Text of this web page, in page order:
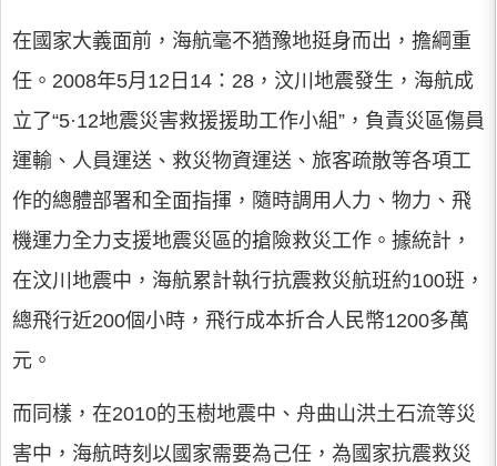
在國家大義面前，海航毫不猶豫地挺身而出，擔綱重
任。2008年5月12日14：28，汶川地震發生，海航成
立了“5·12地震災害救援援助工作小組”，負責災區傷員
運輸、人員運送、救災物資運送、旅客疏散等各項工
作的總體部署和全面指揮，隨時調用人力、物力、飛
機運力全力支援地震災區的搶險救災工作。據統計，
在汶川地震中，海航累計執行抗震救災航班約100班，
總飛行近200個小時，飛行成本折合人民幣1200多萬
元。
而同樣，在2010的玉樹地震中、舟曲山洪土石流等災
害中，海航時刻以國家需要為己任，為國家抗震救災